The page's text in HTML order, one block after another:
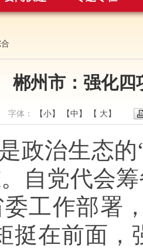
郴州市：强化四
字体： 【小】 【中】 【 大】
政治生态
自党代会
工作部署
挺在前面